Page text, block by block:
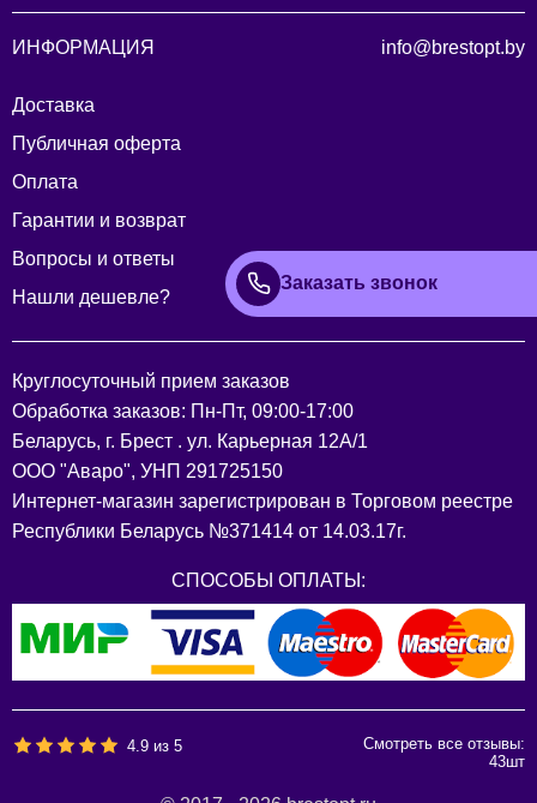
ИНФОРМАЦИЯ
Доставка
Публичная оферта
Оплата
Гарантии и возврат
Вопросы и ответы
Нашли дешевле?
info@brestopt.by
Заказать звонок
Круглосуточный прием заказов
Обработка заказов: Пн-Пт, 09:00-17:00
Беларусь, г. Брест . ул. Карьерная 12А/1
ООО "Аваро", УНП 291725150
Интернет-магазин зарегистрирован в Торговом реестре
Республики Беларусь №371414 от 14.03.17г.
СПОСОБЫ ОПЛАТЫ:
4.9 из5
Смотреть все отзывы:
43шт